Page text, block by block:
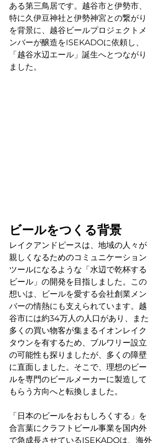
ある第三鳥居です。越谷市と伊勢市、
特に久伊豆神社と伊勢神宮との繋がり
を背景に、越谷ビールプロジェクトメ
ンバーが醸造をISEKADOに依頼し、
「越谷水辺エール」誕生へとつながり
ました。
ビールをつくる背景
レイクアンドピースは、地域の人々が
親しくなるためのコミュニケーション
ツールになるような「水辺で乾杯する
ビール」の開発を目指しました。
この
想いは、ビールを愛する会社創業メン
バーの情熱にも支えられています。 越
谷市には約34万人の人口があり、また
多くの買い物客が集まるイオンレイク
タウンを有するため、ブルワリー設立
の可能性も探りましたが、多くの障壁
に直面しました。そこで、理想のビー
ルを専門のビールメーカーに製造して
もらう方向へと転換しました。
「日本のビールをおもしろくする」を
合言葉にクラフトビール事業を国内外
で急成長させているISEKADOは、海外